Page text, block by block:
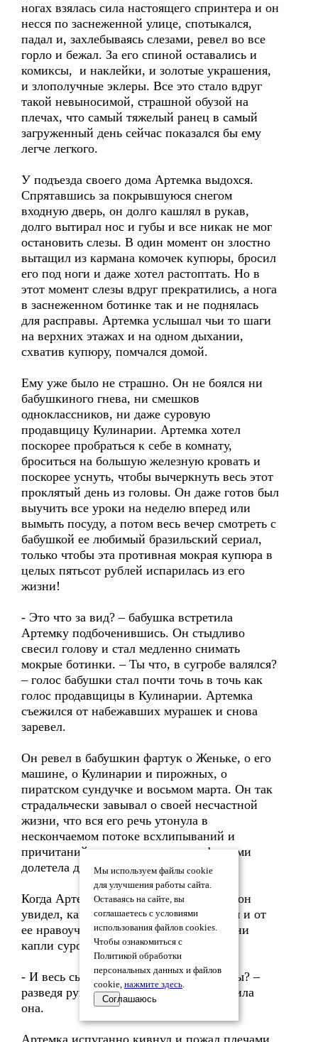
ногах взялась сила настоящего спринтера и он
несся по заснеженной улице, спотыкался,
падал и, захлебываясь слезами, ревел во все
горло и бежал. За его спиной оставались и
комиксы, и наклейки, и золотые украшения,
и злополучные эклеры. Все это стало вдруг
такой невыносимой, страшной обузой на
плечах, что самый тяжелый ранец в самый
загруженный день сейчас показался бы ему
легче легкого.
У подъезда своего дома Артемка выдохся.
Спрятавшись за покрывшуюся снегом
входную дверь, он долго кашлял в рукав,
долго вытирал нос и губы и все никак не мог
остановить слезы. В один момент он злостно
вытащил из кармана комочек купюры, бросил
его под ноги и даже хотел растоптать. Но в
этот момент слезы вдруг прекратились, а нога
в заснеженном ботинке так и не поднялась
для расправы. Артемка услышал чьи то шаги
на верхних этажах и на одном дыхании,
схватив купюру, помчался домой.
Ему уже было не страшно. Он не боялся ни
бабушкиного гнева, ни смешков
одноклассников, ни даже суровую
продавщицу Кулинарии. Артемка хотел
поскорее пробраться к себе в комнату,
броситься на большую железную кровать и
поскорее уснуть, чтобы вычеркнуть весь этот
проклятый день из головы. Он даже готов был
выучить все уроки на неделю вперед или
вымыть посуду, а потом весь вечер смотреть с
бабушкой ее любимый бразильский сериал,
только чтобы эта противная мокрая купюра в
целых пятьсот рублей испарилась из его
жизни!
- Это что за вид? – бабушка встретила
Артемку подбоченившись. Он стыдливо
свесил голову и стал медленно снимать
мокрые ботинки. – Ты что, в сугробе валялся?
– голос бабушки стал почти точь в точь как
голос продавщицы в Кулинарии. Артемка
съежился от набежавших мурашек и снова
заревел.
Он ревел в бабушкин фартук о Женьке, о его
машине, о Кулинарии и пирожных, о
пиратском сундучке и восьмом марта. Он так
страдальчески завывал о своей несчастной
жизни, что вся его речь утонула в
нескончаемом потоке всхлипываний и
причитаний и лишь отдельными фразами
долетела до слуха бабушки.
Когда Артемка наконец поднял голову, он
увидел, как бабушка ласково улыбается и от
ее нравоучительного тона не осталось ни
капли суровости.
- И весь сыр-бор из-за какой-то машины? –
разведя руками, весело и звонко спросила
она.
Артемка испуганно кивнул и пожал плечами.
Мы используем файлы cookie
для улучшения работы сайта.
Оставаясь на сайте, вы
соглашаетесь с условиями
использования файлов cookies.
Чтобы ознакомиться с
Политикой обработки
персональных данных и файлов
cookie, нажмите здесь.
Соглашаюсь